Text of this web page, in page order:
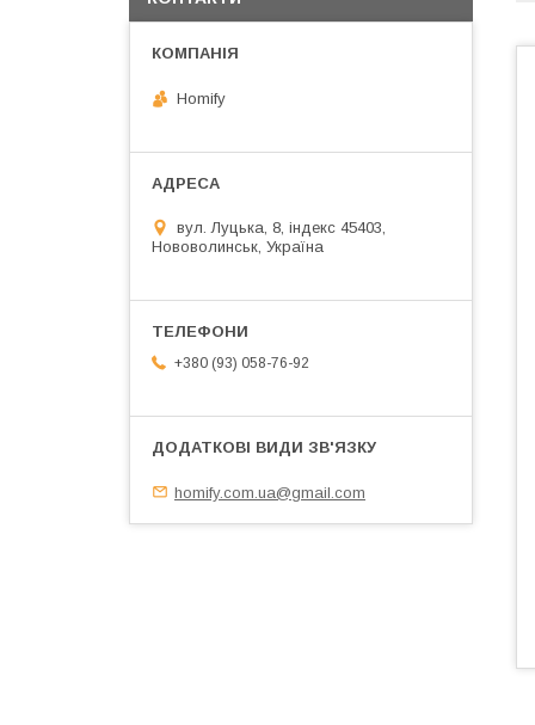
Homify
вул. Луцька, 8, індекс 45403,
Нововолинськ, Україна
+380 (93) 058-76-92
homify.com.ua@gmail.com